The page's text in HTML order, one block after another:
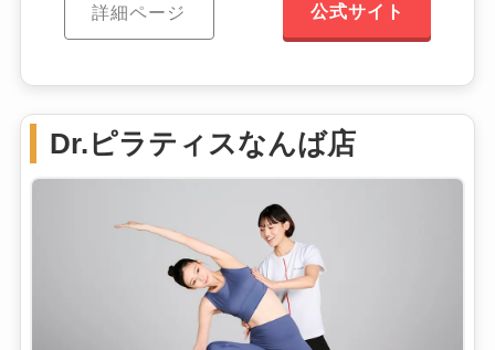
詳細ページ 公式サイト
Dr.ピラティスなんば店